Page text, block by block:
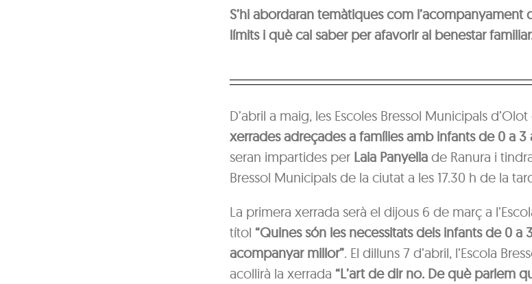
S’hi abordaran temàtiques com l’acompanyament
límits i què cal saber per afavorir al benestar
D’abril a maig, les Escoles Bressol Municipals
xerrades adreçades a famílies amb infants de 0 a 3
seran impartides per Laia Panyellade Ranura i
Bressol Municipals de la ciutat a les 17.30 h de la
La primera xerrada serà el dijous 6 de març a
títol “Quines són les necessitats dels infants de 0 a
acompanyar millor”. El dilluns 7 d’abril, l’Escola
acollirà la xerrada “L’art de dir no. De què parlem